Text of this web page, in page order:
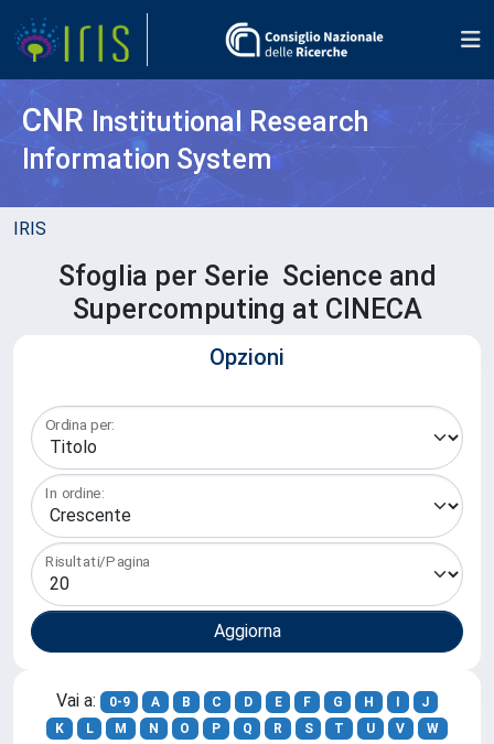
CNR Institutional Research
Information System
IRIS
Sfoglia per Serie Science and
Supercomputing at CINECA
Opzioni
Ordina per:
In ordine:
Risultati/Pagina
Vai a: 0-9 A B C D E F G H
J
K
L M N O P Q R S T U V
W